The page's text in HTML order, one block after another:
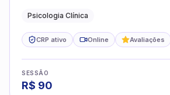
estruturas, com experiência
Psicologia Clínica
CRP ativo Online Avaliações
SESSÃO
R$ 90